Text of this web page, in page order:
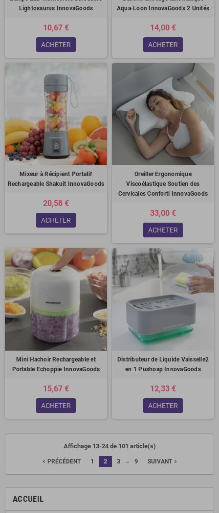
ACCUEIL
Lightosaurus InnovaGoods
10,67 €
ACHETER
Aqua·Loon InnovaGoods 2 Unités
14,00 €
ACHETER
Mixeur à Récipient Portatif
Rechargeable Shakuit InnovaGoods
20,58 €
ACHETER
Oreiller Ergonomique
Viscoélastique Soutien des
Cervicales Conforti InnovaGoods
33,00 €
ACHETER
Mini Hachoir Rechargeable et
Portable Echoppie InnovaGoods
15,67 €
ACHETER
Distributeur de Liquide Vaisselle2
en 1 Pushoap InnovaGoods
12,33 €
ACHETER
Affichage 13-24 de 101 article(s)
navigate_before PRÉCÉDENT 1 2 3 … 9 SUIVANTnavigate_next